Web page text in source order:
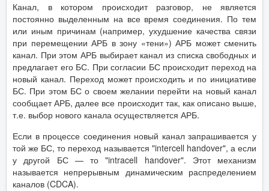
Канал, в котором происходит разговор, не является
постоянно выделенным на все время соединения. По тем
или иным причинам (например, ухудшение качества связи
при перемещении АРБ в зону «тени») АРБ может сменить
канал. При этом АРБ выбирает канал из списка свободных и
предлагает его БС. При согласии БС происходит переход на
новый канал. Переход может происходить и по инициативе
БС. При этом БС о своем желании перейти на новый канал
сообщает АРБ, далее все происходит так, как описано выше,
т.е. выбор нового канала осуществляется АРБ.
Если в процессе соединения новый канал запрашивается у
той же БС, то переход называется "intercell handover", а если
у другой БС — то "intracell handover". Этот механизм
называется непрерывным динамическим распределением
каналов (CDCA).